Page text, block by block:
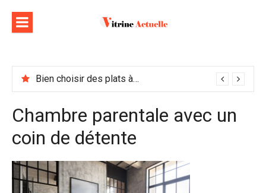
contenu
Bien choisir des plats à emporter : astuces et idées pour varier les plaisirs
Chambre parentale avec un
coin de détente